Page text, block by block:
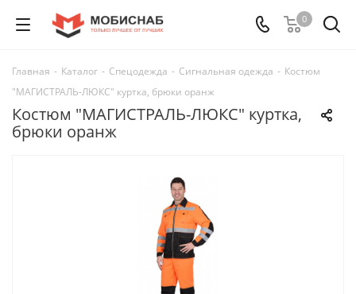
0
Главная - Каталог - Спецодежда - Сигнальная одежда - Костюм
"МАГИСТРАЛЬ-ЛЮКС" куртка, брюки оранж
Костюм "МАГИСТРАЛЬ-ЛЮКС" куртка,
брюки оранж